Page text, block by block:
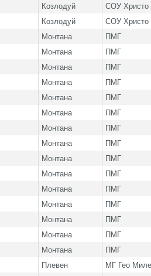
Козлодуй СОУ Христо
Козлодуй СОУ Христо
Монтана ПМГ
Монтана ПМГ
Монтана ПМГ
Монтана ПМГ
Монтана ПМГ
Монтана ПМГ
Монтана ПМГ
Монтана ПМГ
Монтана ПМГ
Монтана ПМГ
Монтана ПМГ
Монтана ПМГ
Монтана ПМГ
Монтана ПМГ
Монтана ПМГ
Плевен МГ Гео